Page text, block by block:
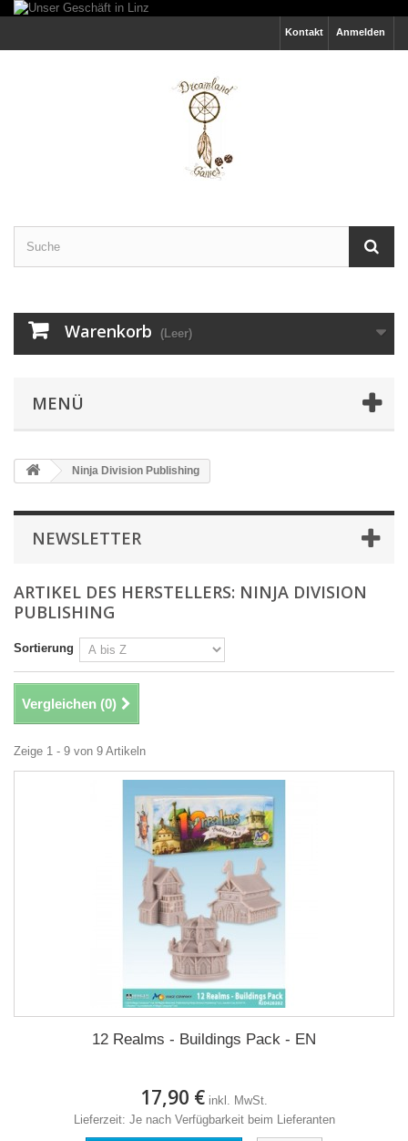
Anmelden
Kontakt
Warenkorb (Leer)
MENÜ
Ninja Division Publishing
NEWSLETTER
ARTIKEL DES HERSTELLERS: NINJA DIVISION
PUBLISHING
Sortierung
Vergleichen (0)
Zeige 1 - 9 von 9 Artikeln
12 Realms - Buildings Pack - EN
17,90 € inkl. MwSt.
Lieferzeit: Je nach Verfügbarkeit beim Lieferanten